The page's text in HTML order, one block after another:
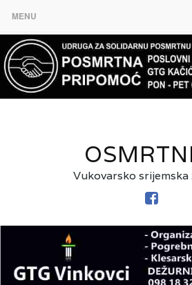
MENU
Vukovarsko